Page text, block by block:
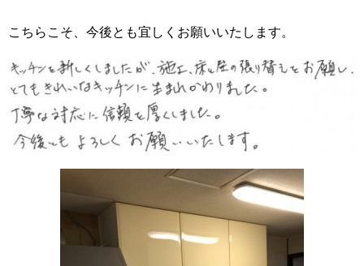
こちらこそ、今後とも宜しくお願いいたします。